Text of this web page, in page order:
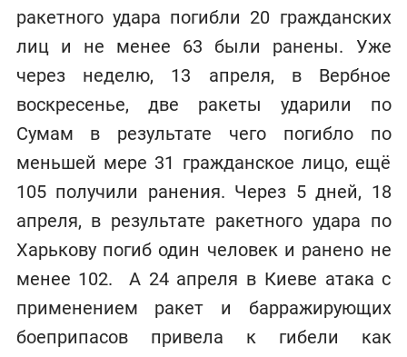
ракетного удара погибли 20 гражданских
лиц и не менее 63 были ранены. Уже
через неделю, 13 апреля, в Вербное
воскресенье, две ракеты ударили по
Сумам в результате чего погибло по
меньшей мере 31 гражданское лицо, ещё
105 получили ранения. Через 5 дней, 18
апреля, в результате ракетного удара по
Харькову погиб один человек и ранено не
менее 102. А 24 апреля в Киеве атака с
применением ракет и барражирующих
боеприпасов привела к гибели как